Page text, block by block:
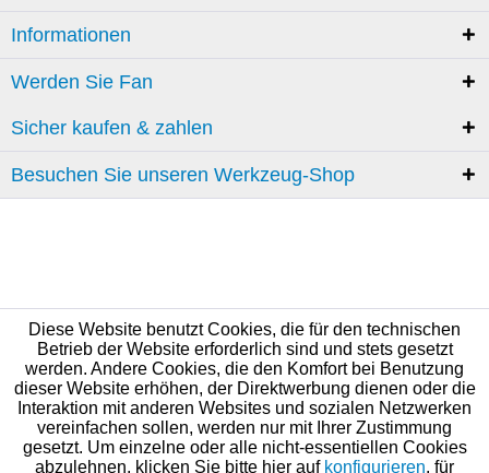
Informationen
Werden Sie Fan
Sicher kaufen & zahlen
Besuchen Sie unseren Werkzeug-Shop
Diese Website benutzt Cookies, die für den technischen
Betrieb der Website erforderlich sind und stets gesetzt
werden. Andere Cookies, die den Komfort bei Benutzung
dieser Website erhöhen, der Direktwerbung dienen oder die
Interaktion mit anderen Websites und sozialen Netzwerken
vereinfachen sollen, werden nur mit Ihrer Zustimmung
gesetzt. Um einzelne oder alle nicht-essentiellen Cookies
abzulehnen, klicken Sie bitte hier auf konfigurieren, für